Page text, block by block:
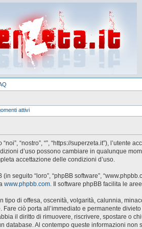
attivi
“noi”, “nostro”, “”, “https://superzeta.it”),
d’uso possono cambiare in qualunque
accettazione delle condizioni d’uso.
(in seguito “loro”, “phpBB software”,
www.phpbb.com. Il software phpBB facilita le
tipo di offesa, oscenità, volgarità, calunnia,
ciò porta all’immediato e permanente
il diritto di rimuovere, riscrivere, spostare o
database. Al contempo queste informazioni